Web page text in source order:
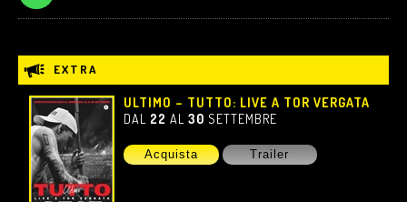
EXTRA
ULTIMO – TUTTO: LIVE A TOR VERGATA
DAL 22 AL30 SETTEMBRE
Acquista Trailer